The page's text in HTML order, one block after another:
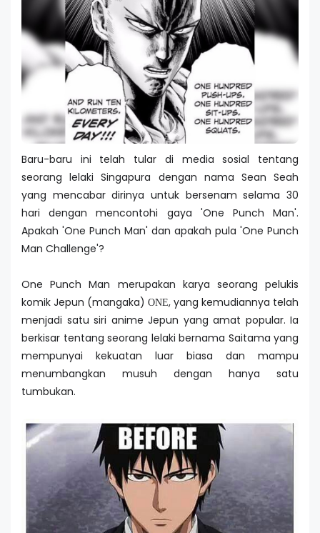
Baru-baru ini telah tular di media sosial tentang
seorang lelaki Singapura dengan nama Sean Seah
yang mencabar dirinya untuk bersenam selama 30
hari dengan mencontohi gaya 'One Punch Man'.
Apakah 'One Punch Man' dan apakah pula 'One Punch
Man Challenge'?
One Punch Man merupakan karya seorang pelukis
komik Jepun (mangaka) ONE, yang kemudiannya telah
menjadi satu siri anime Jepun yang amat popular. Ia
berkisar tentang seorang lelaki bernama Saitama yang
mempunyai kekuatan luar biasa dan mampu
menumbangkan musuh dengan hanya satu
tumbukan.